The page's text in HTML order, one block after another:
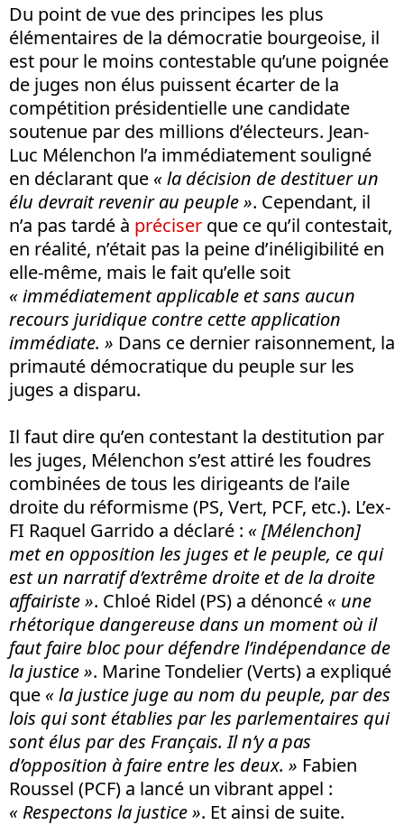
Du point de vue des principes les plus
élémentaires de la démocratie bourgeoise, il
est pour le moins contestable qu’une poignée
de juges non élus puissent écarter de la
compétition présidentielle une candidate
soutenue par des millions d’électeurs. Jean-
Luc Mélenchon l’a immédiatement souligné
en déclarant que « la décision de destituer un
élu devrait revenir au peuple ». Cependant, il
n’a pas tardé à préciser que ce qu’il contestait,
en réalité, n’était pas la peine d’inéligibilité en
elle-même, mais le fait qu’elle soit
« immédiatement applicable et sans aucun
recours juridique contre cette application
immédiate. » Dans ce dernier raisonnement, la
primauté démocratique du peuple sur les
juges a disparu.
Il faut dire qu’en contestant la destitution par
les juges, Mélenchon s’est attiré les foudres
combinées de tous les dirigeants de l’aile
droite du réformisme (PS, Vert, PCF, etc.). L’ex-
FI Raquel Garrido a déclaré : « [Mélenchon]
met en opposition les juges et le peuple, ce qui
est un narratif d’extrême droite et de la droite
affairiste ». Chloé Ridel (PS) a dénoncé « une
rhétorique dangereuse dans un moment où il
faut faire bloc pour défendre l’indépendance de
la justice ». Marine Tondelier (Verts) a expliqué
que « la justice juge au nom du peuple, par des
lois qui sont établies par les parlementaires qui
sont élus par des Français. Il n’y a pas
d’opposition à faire entre les deux. » Fabien
Roussel (PCF) a lancé un vibrant appel :
« Respectons la justice ». Et ainsi de suite.